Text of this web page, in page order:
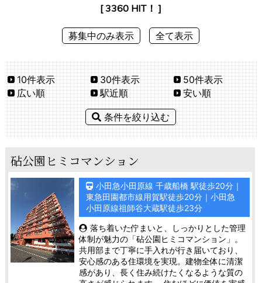
[ 3360 HIT！ ]
募集中のみ表示 全て表示
10件表示 30件表示
50件表示
広い順
駅近順 安い順
条件を絞り込む
砧公園ヒミコマンション
小田急小田原線 千歳船橋 駅徒歩20分｜
東急田園都市線用賀駅徒歩20分｜小田急
小田原線祖師谷大蔵駅徒歩23分
落ち着いた佇まいと、しっかりとした管理
体制が魅力の「砧公園ヒミコマンション」。
共用部まで丁寧に手入れが行き届いており、
安心感のある住環境を実現。建物全体に清潔
感があり、長く住み続けたくなるような質の